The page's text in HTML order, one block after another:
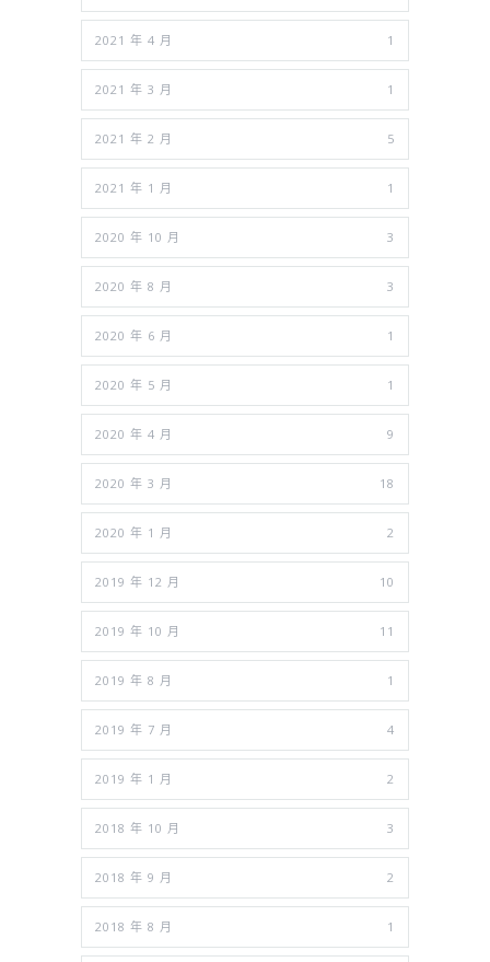
2021 年 4 月 1
2021 年 3 月 1
2021 年 2 月 5
2021 年 1 月 1
2020 年 10 月 3
2020 年 8 月 3
2020 年 6 月 1
2020 年 5 月 1
2020 年 4 月 9
2020 年 3 月 18
2020 年 1 月 2
2019 年 12 月 10
2019 年 10 月 11
2019 年 8 月 1
2019 年 7 月 4
2019 年 1 月 2
2018 年 10 月 3
2018 年 9 月 2
2018 年 8 月 1